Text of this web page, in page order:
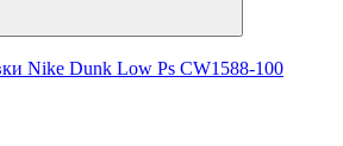
Nike Dunk Low Ps CW1588-100